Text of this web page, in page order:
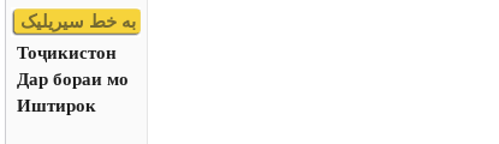
به خط سیریلیک
Тоҷикистон
Дар бораи мо
Иштирок